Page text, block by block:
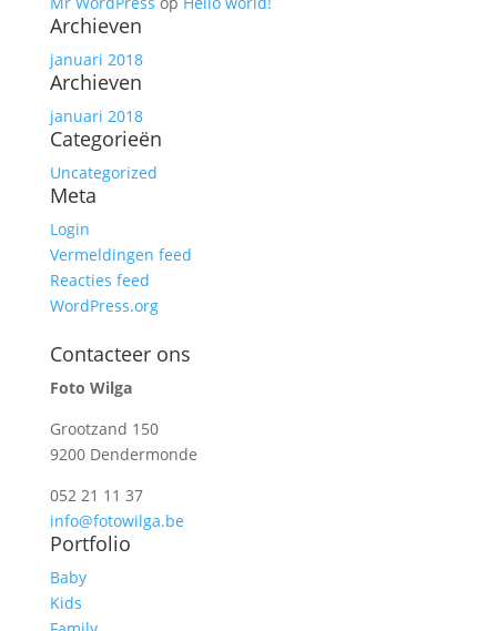
Archieven
januari 2018
Archieven
januari 2018
Categorieën
Uncategorized
Meta
Login
Vermeldingen feed
Reacties feed
WordPress.org
Contacteer ons
Foto Wilga
Grootzand 150
9200 Dendermonde
052 21 11 37
info@fotowilga.be
Portfolio
Baby
Kids